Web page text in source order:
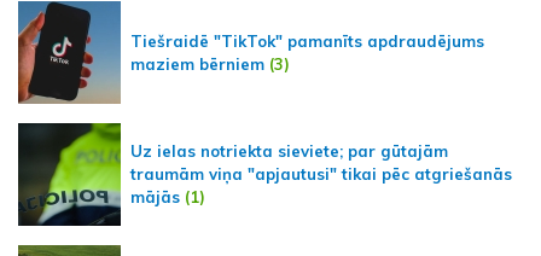
Tiešraidē "TikTok" pamanīts apdraudējums
maziem bērniem (3)
Uz ielas notriekta sieviete; par gūtajām
traumām viņa "apjautusi" tikai pēc atgriešanās
mājās (1)